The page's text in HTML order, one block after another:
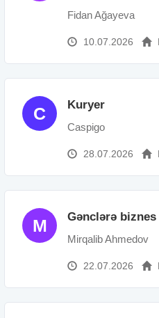
Fidan Ağayeva
10.07.2026
C Kuryer
Caspigo
28.07.2026
M Gənclərə
Mirqalib Ahmedov
22.07.2026